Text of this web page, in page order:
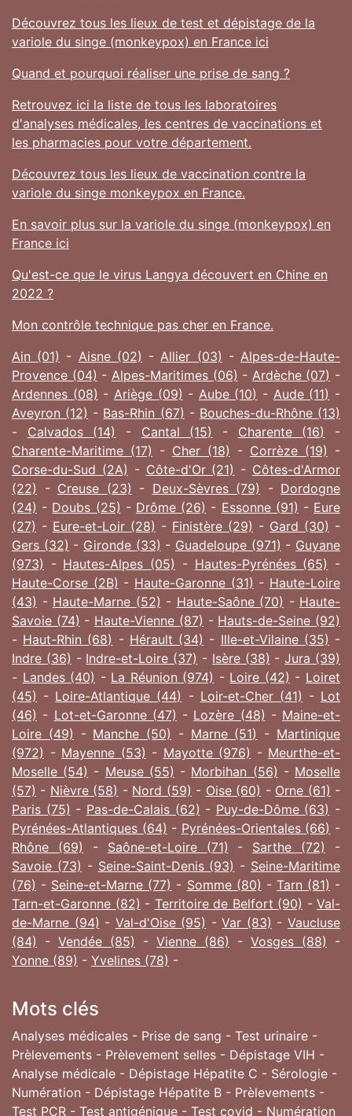
Découvrez tous les lieux de test et dépistage de la
variole du singe (monkeypox) en France ici
Quand et pourquoi réaliser une prise de sang ?
Retrouvez ici la liste de tous les laboratoires
d'analyses médicales, les centres de vaccinations et
les pharmacies pour votre département.
Découvrez tous les lieux de vaccination contre la
variole du singe monkeypox en France.
En savoir plus sur la variole du singe (monkeypox) en
France ici
Qu'est-ce que le virus Langya découvert en Chine en
2022 ?
Mon contrôle technique pas cher en France.
Ain (01) - Aisne (02) - Allier (03) - Alpes-de-Haute-
Provence (04) - Alpes-Maritimes (06) - Ardèche (07) -
Ardennes (08) - Ariège (09) - Aube (10) - Aude (11) -
Aveyron (12) - Bas-Rhin (67) - Bouches-du-Rhône (13)
- Calvados (14) - Cantal (15) - Charente (16)
-
Charente-Maritime (17) - Cher (18) - Corrèze (19) -
Corse-du-Sud (2A) - Côte-d'Or (21) - Côtes-d'Armor
(22) - Creuse (23) - Deux-Sèvres (79) - Dordogne
(24) - Doubs (25) - Drôme (26) - Essonne (91) - Eure
(27) - Eure-et-Loir (28) - Finistère (29) - Gard (30) -
Gers (32) - Gironde (33) - Guadeloupe (971) - Guyane
(973) - Hautes-Alpes (05) - Hautes-Pyrénées (65) -
Haute-Corse (2B) - Haute-Garonne (31) - Haute-Loire
(43) - Haute-Marne (52) - Haute-Saône (70) - Haute-
Savoie (74) - Haute-Vienne (87) - Hauts-de-Seine (92)
- Haut-Rhin (68) - Hérault (34) - Ille-et-Vilaine (35) -
Indre (36) - Indre-et-Loire (37) - Isère (38) -Jura (39)
- Landes (40) - La Réunion (974) - Loire (42) - Loiret
(45) - Loire-Atlantique (44) - Loir-et-Cher (41) - Lot
(46) - Lot-et-Garonne (47) - Lozère (48) - Maine-et-
Loire (49) - Manche (50) - Marne (51) - Martinique
(972) - Mayenne (53) - Mayotte (976) - Meurthe-et-
Moselle (54) - Meuse (55) - Morbihan (56) - Moselle
(57) - Nièvre (58) - Nord (59) - Oise (60) - Orne (61) -
Paris (75) - Pas-de-Calais (62) - Puy-de-Dôme (63) -
Pyrénées-Atlantiques (64) - Pyrénées-Orientales (66) -
Rhône (69) - Saône-et-Loire (71) - Sarthe (72)
-
Savoie (73) - Seine-Saint-Denis (93) - Seine-Maritime
(76) - Seine-et-Marne (77) - Somme (80) - Tarn (81) -
Tarn-et-Garonne (82) - Territoire de Belfort (90) - Val-
de-Marne (94) - Val-d'Oise (95) -Var (83) -Vaucluse
(84) - Vendée (85) - Vienne (86) - Vosges (88) -
Yonne (89) - Yvelines (78) -
Mots clés
Analyses médicales - Prise de sang - Test urinaire -
Prèlevements - Prèlevement selles - Dépistage VIH -
Analyse médicale - Dépistage Hépatite C - Sérologie -
Numération - Dépistage Hépatite B - Prèlevements -
Test PCR - Test antigénique - Test covid - Numération